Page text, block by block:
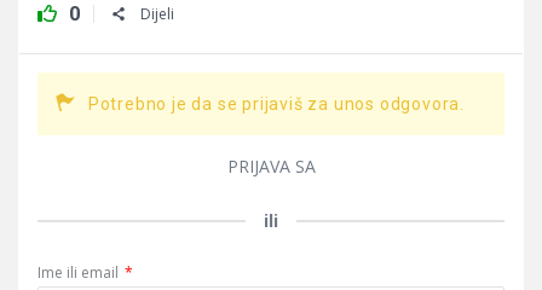
0 Dijeli
Potrebno je da se prijaviš za unos odgovora.
PRIJAVA SA
ili
Ime ili email *